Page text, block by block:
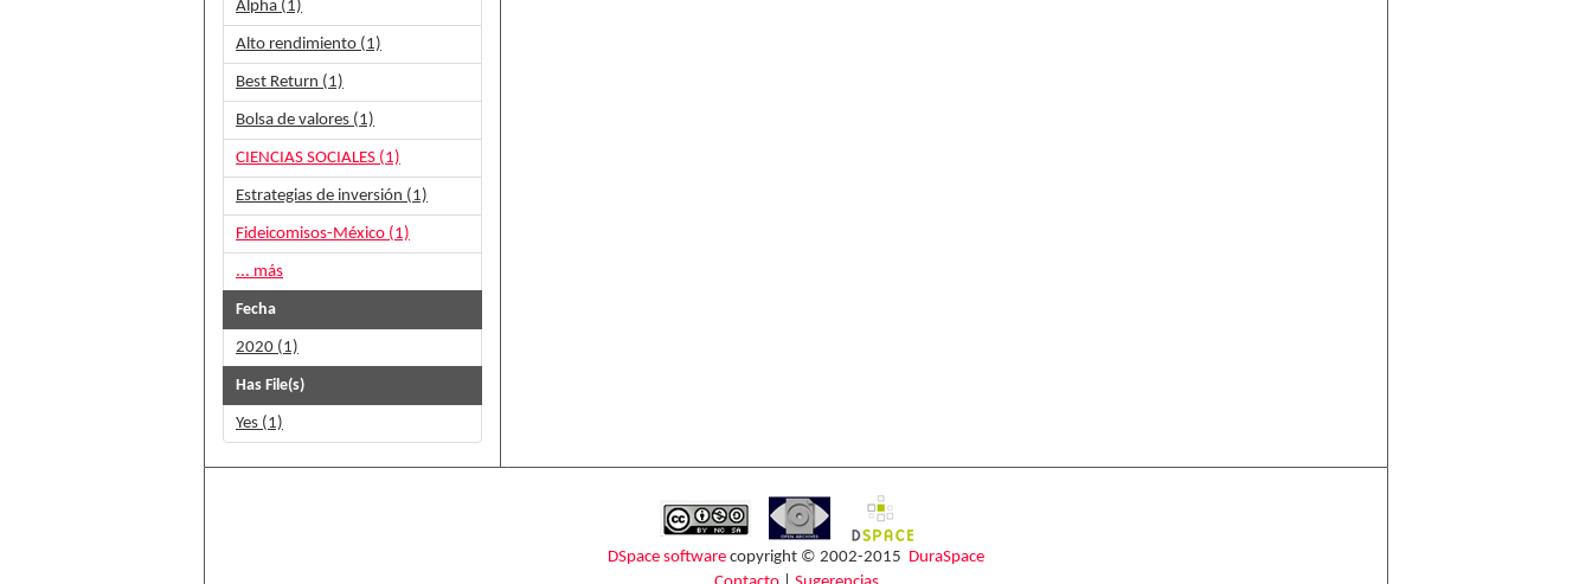
Alpha (1)
Alto rendimiento (1)
Best Return (1)
Bolsa de valores (1)
CIENCIAS SOCIALES (1)
Estrategias de inversión (1)
Fideicomisos-México (1)
... más
Fecha
2020 (1)
Has File(s)
Yes (1)
DSpace software copyright © 2002-2015 DuraSpace